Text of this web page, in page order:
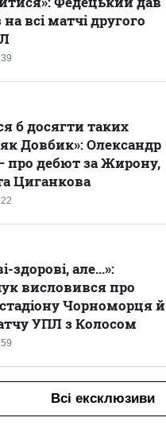
всі матчі другого
б досягти таких
як Довбик»: Олександр
про дебют за Жирону,
Циганкова
здорові, але...»:
висловився про
стадіону Чорноморця й
УПЛ з Колосом
Всі ексклюзиви